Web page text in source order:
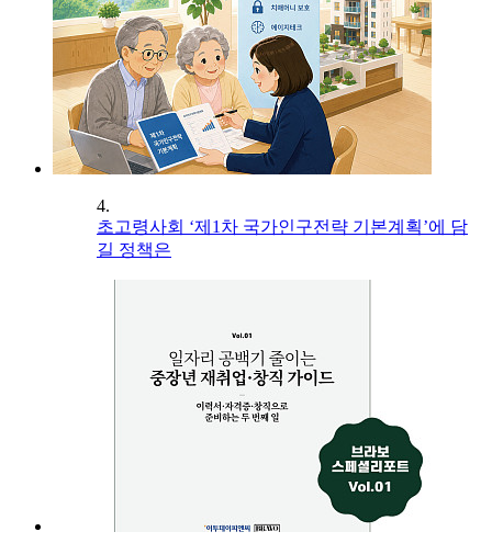
4.
초고령사회 ‘제1차 국가인구전략 기본계획’에 담
길 정책은